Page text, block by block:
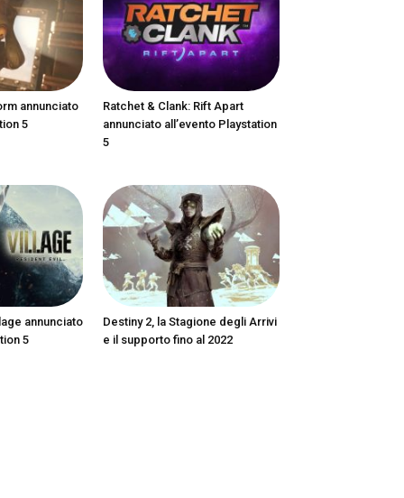
annunciato
5
Ratchet & Clank: Rift Apart
annunciato all’evento Playstation
5
annunciato
5
Destiny 2, la Stagione degli Arrivi
e il supporto fino al 2022